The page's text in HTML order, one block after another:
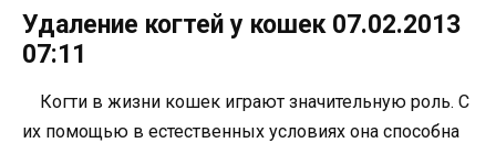
Удаление когтей у кошек 07.02.2013
07:11
Когти в жизни кошек играют значительную роль. С
их помощью в естественных условиях она способна